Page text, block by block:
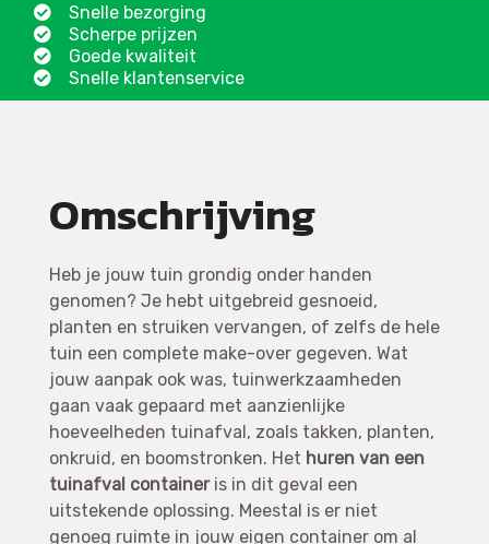
Snelle bezorging
Scherpe prijzen
Goede kwaliteit
Snelle klantenservice
Omschrijving
Heb je jouw tuin grondig onder handen
genomen? Je hebt uitgebreid gesnoeid,
planten en struiken vervangen, of zelfs de hele
tuin een complete make-over gegeven. Wat
jouw aanpak ook was, tuinwerkzaamheden
gaan vaak gepaard met aanzienlijke
hoeveelheden tuinafval, zoals takken, planten,
onkruid, en boomstronken. Het huren van een
tuinafval containeris in dit geval een
uitstekende oplossing. Meestal is er niet
genoeg ruimte in jouw eigen container om al